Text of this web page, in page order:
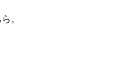
。